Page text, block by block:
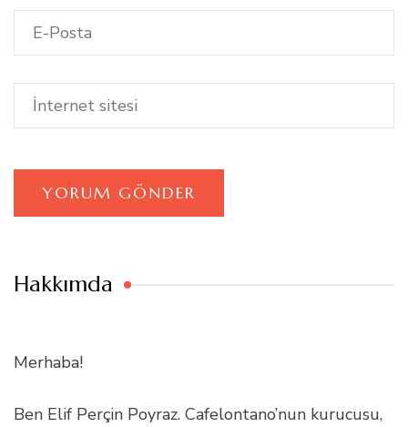
Hakkımda
Merhaba!
Ben Elif Perçin Poyraz. Cafelontano’nun kurucusu,